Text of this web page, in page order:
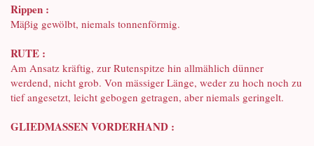
Rippen :
Mäβig gewölbt, niemals tonnenförmig.
RUTE :
Am Ansatz kräftig, zur Rutenspitze hin allmählich dünner
werdend, nicht grob. Von mässiger Länge, weder zu hoch noch zu
tief angesetzt, leicht gebogen getragen, aber niemals geringelt.
GLIEDMASSEN VORDERHAND :